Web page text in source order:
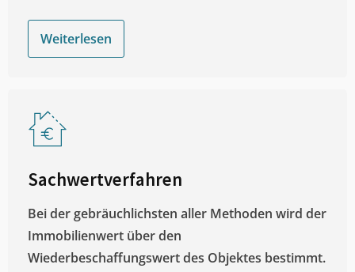
Weiterlesen
Sachwertverfahren
Bei der gebräuchlichsten aller Methoden wird der
Immobilienwert über den
Wiederbeschaffungswert des Objektes bestimmt.